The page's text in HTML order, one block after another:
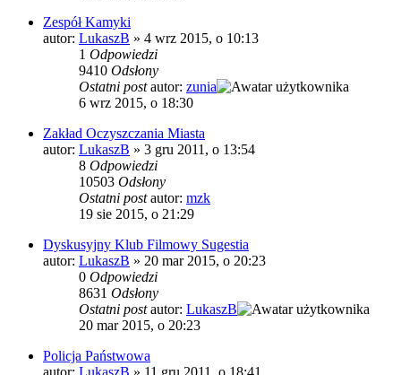
Zespół Kamyki
autor: LukaszB » 4 wrz 2015, o 10:13
1 Odpowiedzi
9410 Odsłony
Ostatni postautor: zunia
6 wrz 2015, o 18:30
Zakład Oczyszczania Miasta
autor: LukaszB » 3 gru 2011, o 13:54
8 Odpowiedzi
10503 Odsłony
Ostatni postautor: mzk
19 sie 2015, o 21:29
Dyskusyjny Klub Filmowy Sugestia
autor: LukaszB » 20 mar 2015, o 20:23
0 Odpowiedzi
8631 Odsłony
Ostatni postautor: LukaszB
20 mar 2015, o 20:23
Policja Państwowa
autor: LukaszB » 11 gru 2011, o 18:41